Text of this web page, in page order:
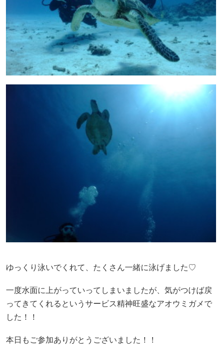
ゆっくり泳いでくれて、たくさん一緒に泳げました♡
一度水面に上がっていってしまいましたが、気がつけば戻
ってきてくれるというサービス精神旺盛なアオウミガメで
した！！
本日もご参加ありがとうございました！！